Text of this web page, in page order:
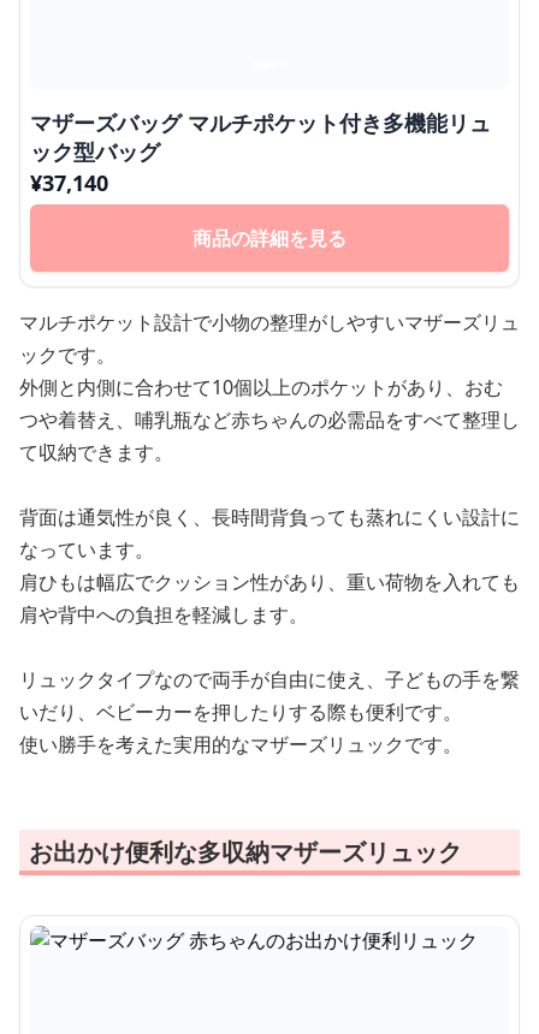
マザーズバッグ マルチポケット付き多機能リュ
ック型バッグ
¥37,140
商品の詳細を見る
マルチポケット設計で小物の整理がしやすいマザーズリュ
ックです。
外側と内側に合わせて10個以上のポケットがあり、おむ
つや着替え、哺乳瓶など赤ちゃんの必需品をすべて整理し
て収納できます。
背面は通気性が良く、長時間背負っても蒸れにくい設計に
なっています。
肩ひもは幅広でクッション性があり、重い荷物を入れても
肩や背中への負担を軽減します。
リュックタイプなので両手が自由に使え、子どもの手を繋
いだり、ベビーカーを押したりする際も便利です。
使い勝手を考えた実用的なマザーズリュックです。
お出かけ便利な多収納マザーズリュック